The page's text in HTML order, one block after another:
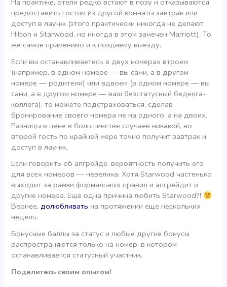
На практике, отели редко встают в позу и отказываются
предоставить гостям из другой комнаты завтрак или
доступ в лаунж (этого практически никогда не делают
Hilton и Starwood, но иногда в этом замечен Marriott). То
же самое применимо и к позднему выезду.
Если вы останавливаетесь в двух номерах втроем
(например, в одном номере — вы сами, а в другом
номере — родители) или вдвоем (в одном номере — вы
сами, а в другом номере — ваш безстатусный бедняга-
коллега), то можете подстраховаться, сделав
бронирование своего номера не на одного, а на двоих.
Разницы в цене в большинстве случаев никакой, но
второй гость по крайней мере точно получит завтрак и
доступ в лаунж.
Если говорить об апгрейде, вероятность получить его
для всех номеров — невелика. Хотя Starwood частенько
выходит за рамки формальных правил и апгрейдит и
другие номера. Еще одна причина любить Starwood?!
Вернее,долюбливать на протяжении еще нескольких
недель.
Бонусные баллы за статус и любые другие бонусы
распространяются только на номер, в котором
останавливается статусный участник.
Поделитесь своим опытом!